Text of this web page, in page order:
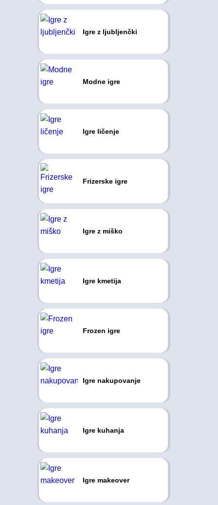
Igre z ljubljenčki
Modne igre
Igre ličenje
Frizerske igre
Igre z miško
Igre kmetija
Frozen igre
Igre nakupovanje
Igre kuhanja
Igre makeover